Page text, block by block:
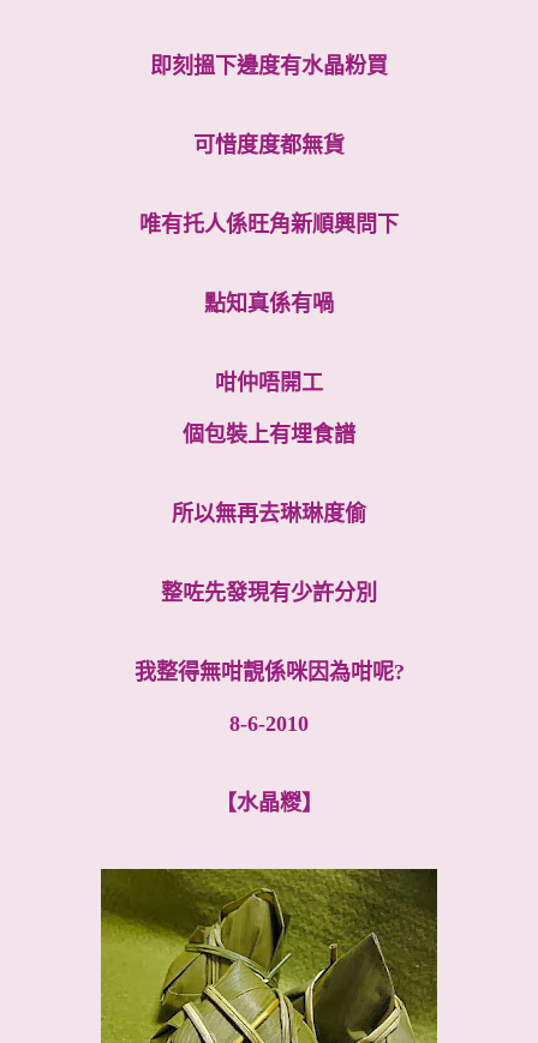
即刻搵下邊度有水晶粉買
可惜度度都無貨
唯有托人係旺角新順興問下
點知真係有喎
咁仲唔開工
個包裝上有埋食譜
所以無再去琳琳度偷
整咗先發現有少許分別
我整得無咁靚係咪因為咁呢?
8-6-2010
【水晶糉】